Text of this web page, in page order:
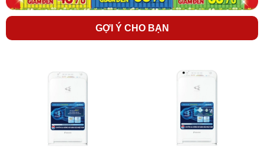
hơn. Bản thân sợi của phin lọc được nạp tĩnh điện nên có khả năng
hút bụi một cách hiệu quả, loại bỏ đến 99.97% các hạt bụi có kích
thước nhỏ đến 0.3 µm*.GỢI Ý CHO BẠN